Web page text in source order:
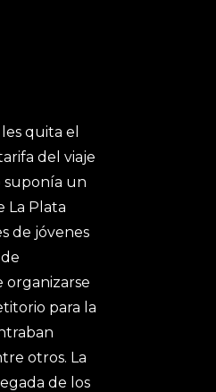
quita el
del viaje
suponía un
La Plata
de jóvenes
organizarse
para la
otros. La
de los